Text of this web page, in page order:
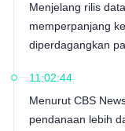
Menjelang rilis
memperpanjang
diperdagangkan
11:02:44
Menurut CBS
pendanaan lebih